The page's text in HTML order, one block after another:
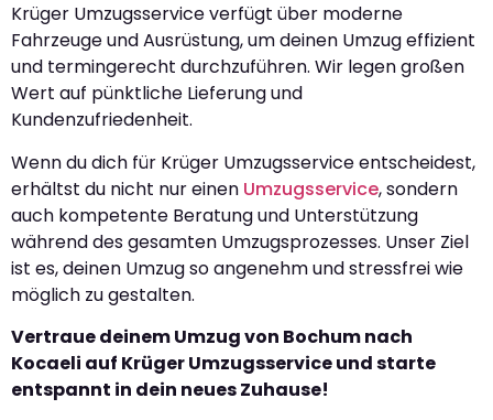
Krüger Umzugsservice verfügt über moderne
Fahrzeuge und Ausrüstung, um deinen Umzug effizient
und termingerecht durchzuführen. Wir legen großen
Wert auf pünktliche Lieferung und
Kundenzufriedenheit.
Wenn du dich für Krüger Umzugsservice entscheidest,
erhältst du nicht nur einen Umzugsservice, sondern
auch kompetente Beratung und Unterstützung
während des gesamten Umzugsprozesses. Unser Ziel
ist es, deinen Umzug so angenehm und stressfrei wie
möglich zu gestalten.
Vertraue deinem Umzug von Bochum nach
Kocaeli auf Krüger Umzugsservice und starte
entspannt in dein neues Zuhause!